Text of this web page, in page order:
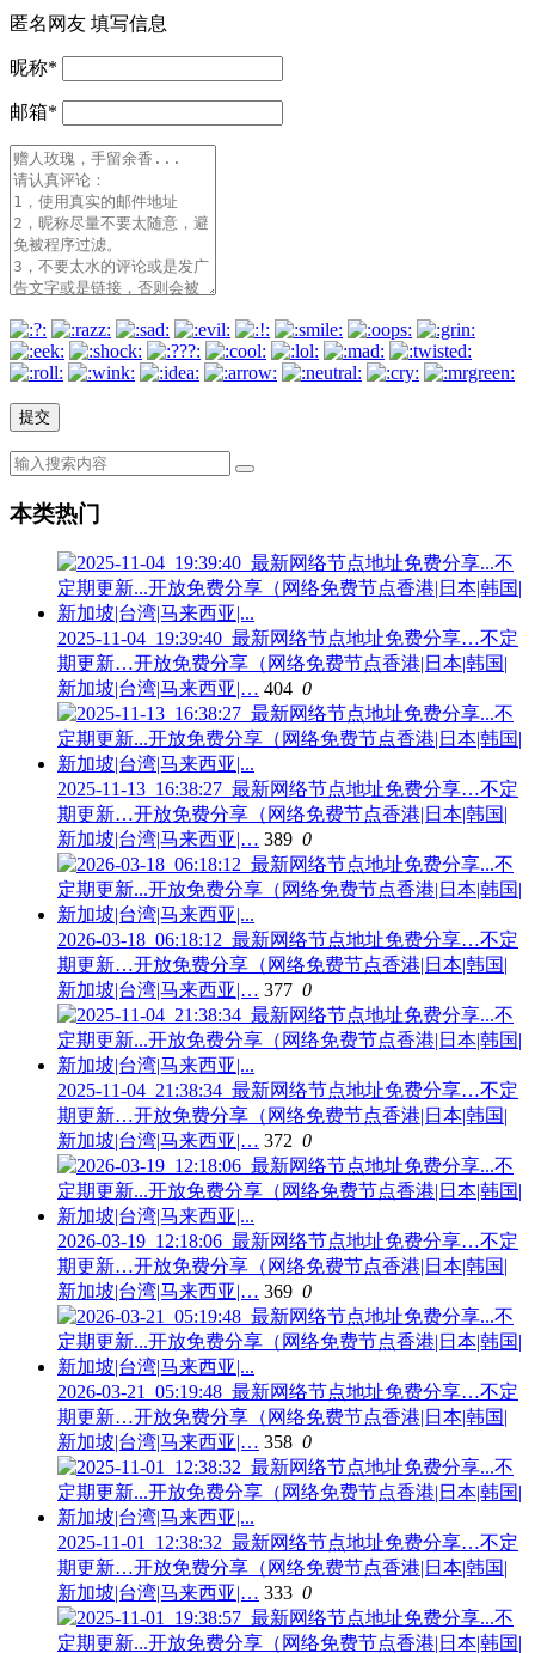
匿名网友 填写信息
昵称*
邮箱*
本类热门
2025-11-04_19:39:40_最新网络节点地址免费分享…不定
期更新…开放免费分享（网络免费节点香港|日本|韩国|
新加坡|台湾|马来西亚|… 404 0
2025-11-13_16:38:27_最新网络节点地址免费分享…不定
期更新…开放免费分享（网络免费节点香港|日本|韩国|
新加坡|台湾|马来西亚|… 389 0
2026-03-18_06:18:12_最新网络节点地址免费分享…不定
期更新…开放免费分享（网络免费节点香港|日本|韩国|
新加坡|台湾|马来西亚|… 377 0
2025-11-04_21:38:34_最新网络节点地址免费分享…不定
期更新…开放免费分享（网络免费节点香港|日本|韩国|
新加坡|台湾|马来西亚|… 372 0
2026-03-19_12:18:06_最新网络节点地址免费分享…不定
期更新…开放免费分享（网络免费节点香港|日本|韩国|
新加坡|台湾|马来西亚|… 369 0
2026-03-21_05:19:48_最新网络节点地址免费分享…不定
期更新…开放免费分享（网络免费节点香港|日本|韩国|
新加坡|台湾|马来西亚|… 358 0
2025-11-01_12:38:32_最新网络节点地址免费分享…不定
期更新…开放免费分享（网络免费节点香港|日本|韩国|
新加坡|台湾|马来西亚|… 333 0